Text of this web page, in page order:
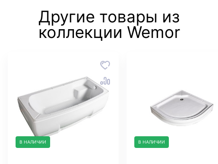
Другие товары из
коллекции Wemor
В НАЛИЧИИ В НАЛИЧИИ